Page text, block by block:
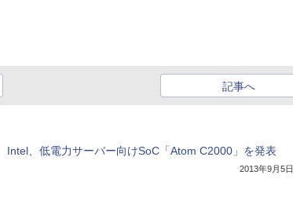
記事へ
Intel、低電力サーバー向けSoC「Atom C2000」を発表
2013年9月5日